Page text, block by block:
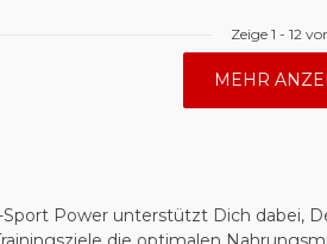
Zeige 1 - 12
MEHR
Power unterstützt Dich dabei,